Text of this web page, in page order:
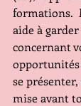
formations.
aide à
concernant
se
mise avant